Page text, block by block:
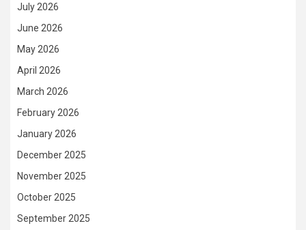
July 2026
June 2026
May 2026
April 2026
March 2026
February 2026
January 2026
December 2025
November 2025
October 2025
September 2025